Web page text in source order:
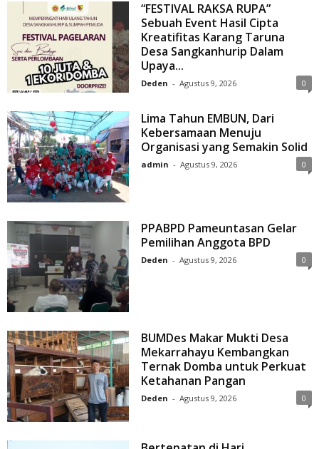
“FESTIVAL RAKSA RUPA”
Sebuah Event Hasil Cipta
Kreatifitas Karang Taruna
Desa Sangkanhurip Dalam
Upaya...
Deden - Agustus 9, 2026 0
Lima Tahun EMBUN, Dari
Kebersamaan Menuju
Organisasi yang Semakin Solid
admin - Agustus 9, 2026 0
PPABPD Pameuntasan Gelar
Pemilihan Anggota BPD
Deden - Agustus 9, 2026 0
BUMDes Makar Mukti Desa
Mekarrahayu Kembangkan
Ternak Domba untuk Perkuat
Ketahanan Pangan
Deden - Agustus 9, 2026 0